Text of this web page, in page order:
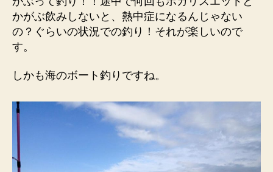
かがぶ飲みしないと、熱中症になるんじゃない
の？ぐらいの状況での釣り！それが楽しいので
す。
しかも海のボート釣りですね。